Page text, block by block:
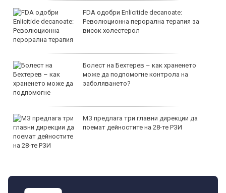
FDA одобри Еnlicitide decanoate:
Революционна перорална терапия за
висок холестерол
Болест на Бехтерев – как храненето
може да подпомогне контрола на
заболяването?
МЗ предлага три главни дирекции да
поемат дейностите на 28-те РЗИ